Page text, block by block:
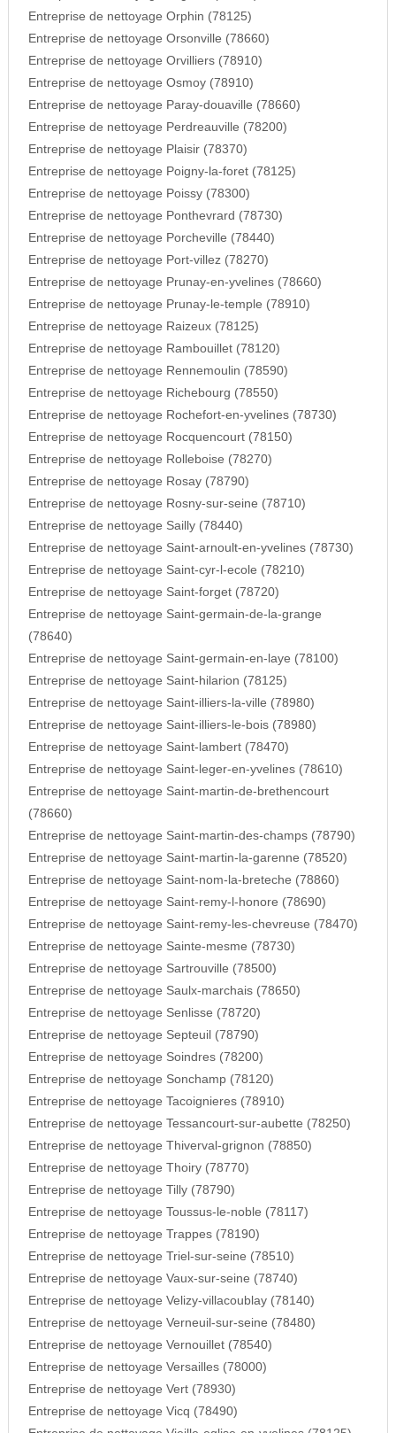
Entreprise de nettoyage Orphin (78125)
Entreprise de nettoyage Orsonville (78660)
Entreprise de nettoyage Orvilliers (78910)
Entreprise de nettoyage Osmoy (78910)
Entreprise de nettoyage Paray-douaville (78660)
Entreprise de nettoyage Perdreauville (78200)
Entreprise de nettoyage Plaisir (78370)
Entreprise de nettoyage Poigny-la-foret (78125)
Entreprise de nettoyage Poissy (78300)
Entreprise de nettoyage Ponthevrard (78730)
Entreprise de nettoyage Porcheville (78440)
Entreprise de nettoyage Port-villez (78270)
Entreprise de nettoyage Prunay-en-yvelines (78660)
Entreprise de nettoyage Prunay-le-temple (78910)
Entreprise de nettoyage Raizeux (78125)
Entreprise de nettoyage Rambouillet (78120)
Entreprise de nettoyage Rennemoulin (78590)
Entreprise de nettoyage Richebourg (78550)
Entreprise de nettoyage Rochefort-en-yvelines (78730)
Entreprise de nettoyage Rocquencourt (78150)
Entreprise de nettoyage Rolleboise (78270)
Entreprise de nettoyage Rosay (78790)
Entreprise de nettoyage Rosny-sur-seine (78710)
Entreprise de nettoyage Sailly (78440)
Entreprise de nettoyage Saint-arnoult-en-yvelines (78730)
Entreprise de nettoyage Saint-cyr-l-ecole (78210)
Entreprise de nettoyage Saint-forget (78720)
Entreprise de nettoyage Saint-germain-de-la-grange
(78640)
Entreprise de nettoyage Saint-germain-en-laye (78100)
Entreprise de nettoyage Saint-hilarion (78125)
Entreprise de nettoyage Saint-illiers-la-ville (78980)
Entreprise de nettoyage Saint-illiers-le-bois (78980)
Entreprise de nettoyage Saint-lambert (78470)
Entreprise de nettoyage Saint-leger-en-yvelines (78610)
Entreprise de nettoyage Saint-martin-de-brethencourt
(78660)
Entreprise de nettoyage Saint-martin-des-champs (78790)
Entreprise de nettoyage Saint-martin-la-garenne (78520)
Entreprise de nettoyage Saint-nom-la-breteche (78860)
Entreprise de nettoyage Saint-remy-l-honore (78690)
Entreprise de nettoyage Saint-remy-les-chevreuse (78470)
Entreprise de nettoyage Sainte-mesme (78730)
Entreprise de nettoyage Sartrouville (78500)
Entreprise de nettoyage Saulx-marchais (78650)
Entreprise de nettoyage Senlisse (78720)
Entreprise de nettoyage Septeuil (78790)
Entreprise de nettoyage Soindres (78200)
Entreprise de nettoyage Sonchamp (78120)
Entreprise de nettoyage Tacoignieres (78910)
Entreprise de nettoyage Tessancourt-sur-aubette (78250)
Entreprise de nettoyage Thiverval-grignon (78850)
Entreprise de nettoyage Thoiry (78770)
Entreprise de nettoyage Tilly (78790)
Entreprise de nettoyage Toussus-le-noble (78117)
Entreprise de nettoyage Trappes (78190)
Entreprise de nettoyage Triel-sur-seine (78510)
Entreprise de nettoyage Vaux-sur-seine (78740)
Entreprise de nettoyage Velizy-villacoublay (78140)
Entreprise de nettoyage Verneuil-sur-seine (78480)
Entreprise de nettoyage Vernouillet (78540)
Entreprise de nettoyage Versailles (78000)
Entreprise de nettoyage Vert (78930)
Entreprise de nettoyage Vicq (78490)